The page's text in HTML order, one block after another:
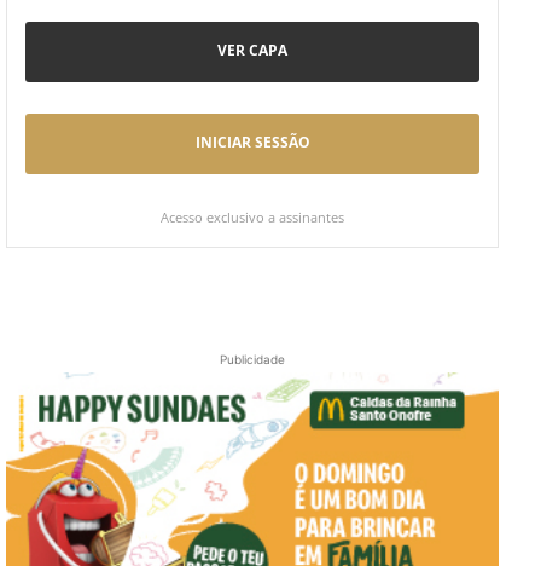
VER CAPA
INICIAR SESSÃO
Acesso exclusivo a assinantes
Publicidade